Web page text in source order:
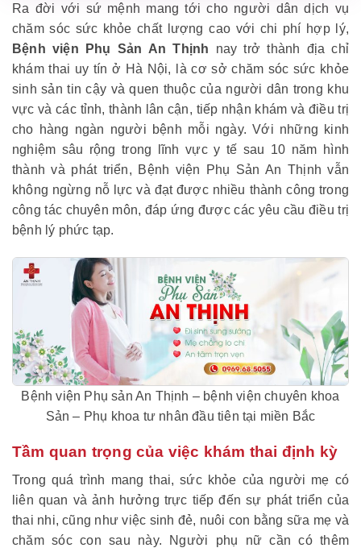
Ra đời với sứ mệnh mang tới cho người dân dịch vụ
chăm sóc sức khỏe chất lượng cao với chi phí hợp lý,
Bệnh viện Phụ Sản An Thịnh nay trở thành địa chỉ
khám thai uy tín ở Hà Nội, là cơ sở chăm sóc sức khỏe
sinh sản tin cậy và quen thuộc của người dân trong khu
vực và các tỉnh, thành lân cận, tiếp nhận khám và điều trị
cho hàng ngàn người bệnh mỗi ngày. Với những kinh
nghiệm sâu rộng trong lĩnh vực y tế sau 10 năm hình
thành và phát triển, Bệnh viện Phụ Sản An Thịnh vẫn
không ngừng nỗ lực và đạt được nhiều thành công trong
công tác chuyên môn, đáp ứng được các yêu cầu điều trị
bệnh lý phức tạp.
Bệnh viện Phụ sản An Thịnh – bệnh viện chuyên khoa
Sản – Phụ khoa tư nhân đầu tiên tại miền Bắc
Tầm quan trọng của việc khám thai định kỳ
Trong quá trình mang thai, sức khỏe của người mẹ có
liên quan và ảnh hưởng trực tiếp đến sự phát triển của
thai nhi, cũng như việc sinh đẻ, nuôi con bằng sữa mẹ và
chăm sóc con sau này. Người phụ nữ cần có thêm